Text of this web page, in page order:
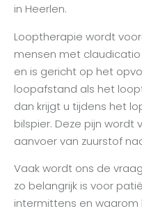
in Heerlen.
Looptherapie wordt
mensen met
en is gericht op het
loopafstand als het
dan krijgt u tijdens het
bilspier. Deze pijn
aanvoer van zuurstof
Vaak wordt ons de
zo belangrijk is voor
intermittens en